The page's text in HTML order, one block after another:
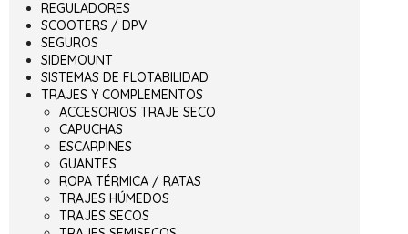
REGULADORES
SCOOTERS / DPV
SEGUROS
SIDEMOUNT
SISTEMAS DE FLOTABILIDAD
TRAJES Y COMPLEMENTOS
ACCESORIOS TRAJE SECO
CAPUCHAS
ESCARPINES
GUANTES
ROPA TÉRMICA / RATAS
TRAJES HÚMEDOS
TRAJES SECOS